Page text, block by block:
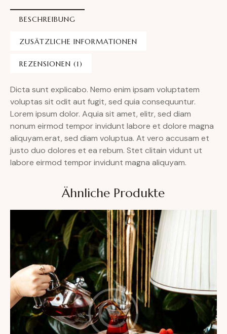
BESCHREIBUNG
ZUSÄTZLICHE INFORMATIONEN
REZENSIONEN (1)
Dicta sunt explicabo. Nemo enim ipsam voluptatem
voluptas sit odit aut fugit, sed quia consequuntur.
Lorem ipsum dolor. Aquia sit amet, elitr, sed diam
nonum eirmod tempor invidunt labore et dolore magna
aliquyam.erat, sed diam voluptua. At vero accusam et
justo duo dolores et ea rebum. Stet clitain vidunt ut
labore eirmod tempor invidunt magna aliquyam.
Ähnliche Produkte